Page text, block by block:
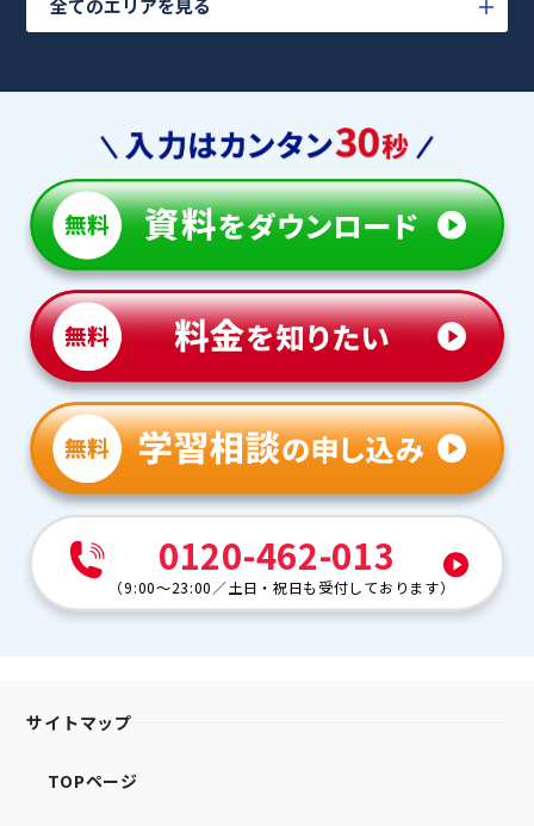
0120-462-013
（9:00～23:00 ／土日・祝日も受付しております）
サイトマップ
TOPページ